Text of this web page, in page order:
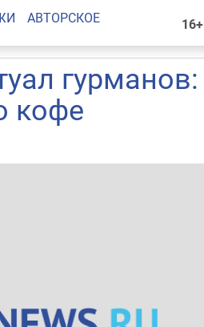
16+
АВТОРСКОЕ
гурманов:
кофе